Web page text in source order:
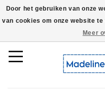
Worldwide Shipping - Onze
Door het gebruiken van onze
van cookies om onze website
Meer